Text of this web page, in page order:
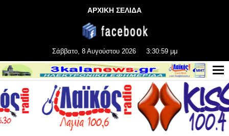
ΑΡΧΙΚΗ ΣΕΛΙΔΑ
Σάββατο, 8 Αυγούστου 2026 3:31:00 μμ